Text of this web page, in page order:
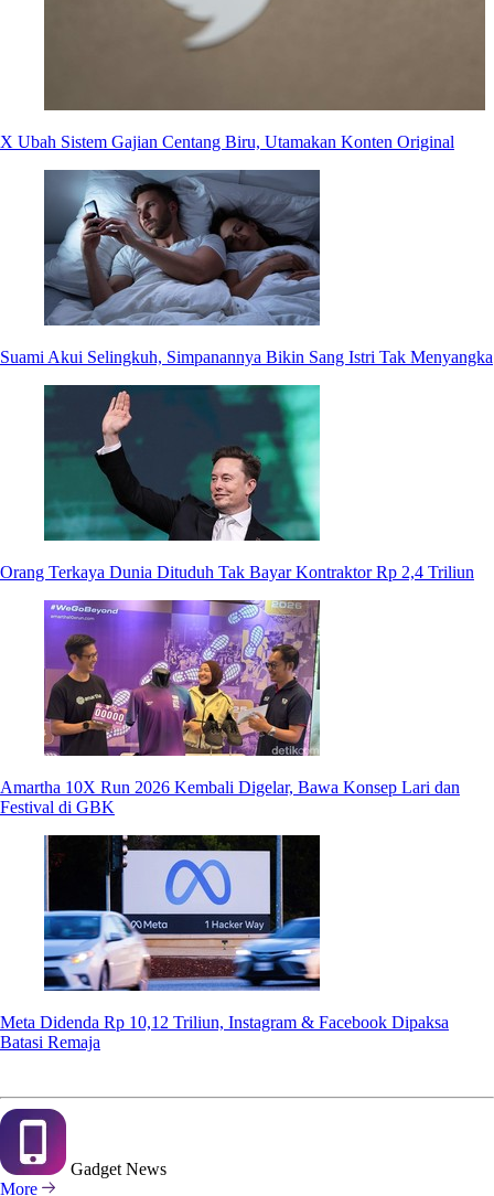
X Ubah Sistem Gajian Centang Biru, Utamakan Konten Original
Suami Akui Selingkuh, Simpanannya Bikin Sang Istri Tak Menyangka
Orang Terkaya Dunia Dituduh Tak Bayar Kontraktor Rp 2,4 Triliun
Amartha 10X Run 2026 Kembali Digelar, Bawa Konsep Lari dan
Festival di GBK
Meta Didenda Rp 10,12 Triliun, Instagram & Facebook Dipaksa
Batasi Remaja
Gadget News
More